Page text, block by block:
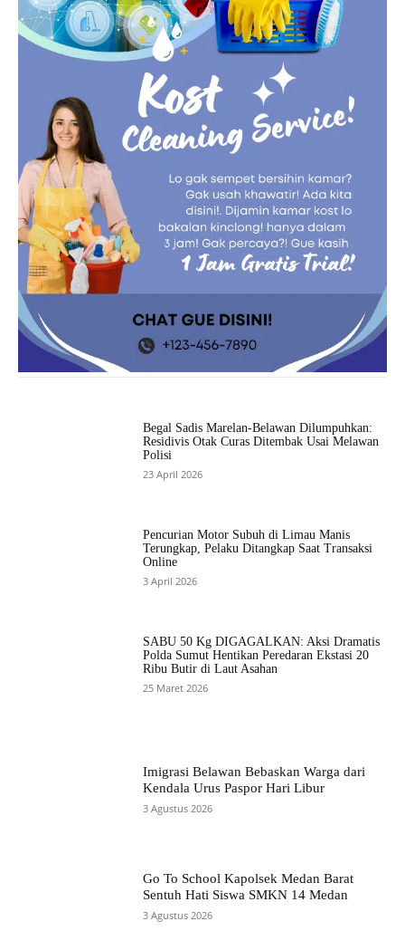
Begal Sadis Marelan-Belawan Dilumpuhkan:
Residivis Otak Curas Ditembak Usai Melawan
Polisi
23 April 2026
Pencurian Motor Subuh di Limau Manis
Terungkap, Pelaku Ditangkap Saat Transaksi
Online
3 April 2026
SABU 50 Kg DIGAGALKAN: Aksi Dramatis
Polda Sumut Hentikan Peredaran Ekstasi 20
Ribu Butir di Laut Asahan
25 Maret 2026
Imigrasi Belawan Bebaskan Warga dari
Kendala Urus Paspor Hari Libur
3 Agustus 2026
Go To School Kapolsek Medan Barat
Sentuh Hati Siswa SMKN 14 Medan
3 Agustus 2026